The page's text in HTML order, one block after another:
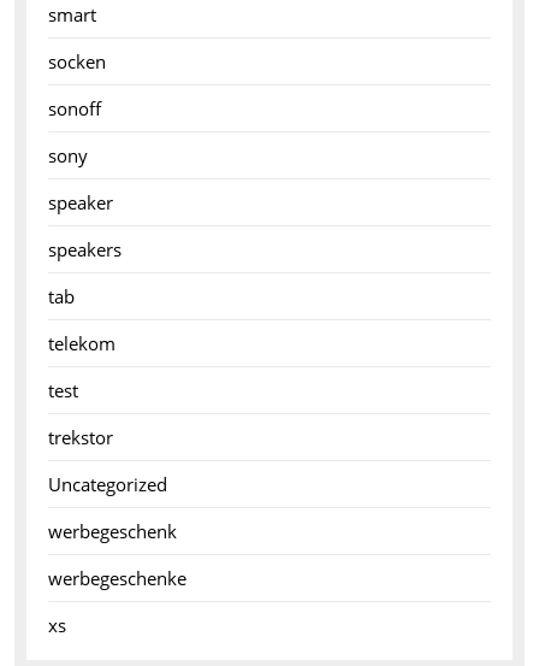
smart
socken
sonoff
sony
speaker
speakers
tab
telekom
test
trekstor
Uncategorized
werbegeschenk
werbegeschenke
xs